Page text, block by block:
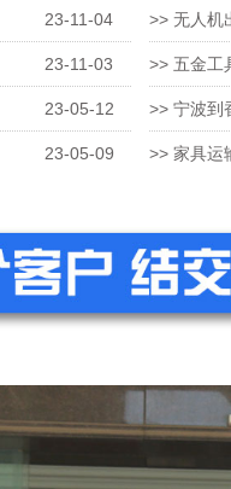
23-11-04
23-11-03
23-05-12
23-05-09
>> 无人机
>> 五金工
>> 宁波到
>> 家具运